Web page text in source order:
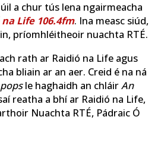
a chur tús lena ngairmeacha
Life 106.4fm. Ina measc siúd,
príomhléitheoir nuachta RTÉ.
rath ar Raidió na Life agus
bliain ar an aer. Creid é na ná
le haghaidh an chláirAn
reatha a bhí ar Raidió na Life,
Nuachta RTÉ, Pádraic Ó